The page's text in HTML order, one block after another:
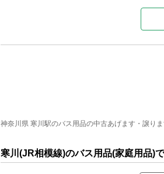
神奈川県 寒川駅のバス用品の中古あげます・譲り
寒川(JR相模線)のバス用品(家庭用品)